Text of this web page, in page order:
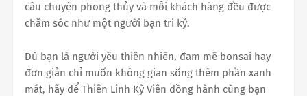
câu chuyện phong thủy và mỗi khách hàng đều được
chăm sóc như một người bạn tri kỷ.
Dù bạn là người yêu thiên nhiên, đam mê bonsai hay
đơn giản chỉ muốn không gian sống thêm phần xanh
mát, hãy để Thiên Linh Kỳ Viên đồng hành cùng bạn